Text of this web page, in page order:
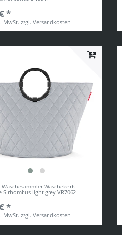
*
MwSt. zzgl.Versandkosten
Wäschekorb
S rhombus light grey VR7062
*
MwSt. zzgl.Versandkosten